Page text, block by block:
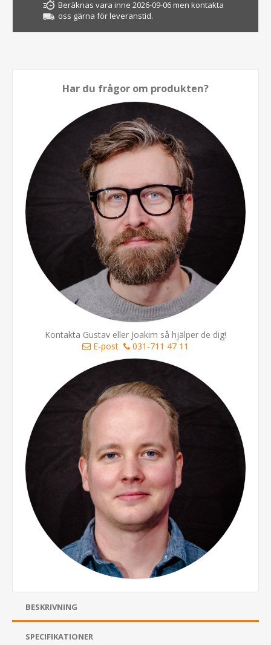
Beräknas vara inne 2026-09-06 men kontakta
oss gärna för leveranstid.
Har du frågor om produkten?
Kontakta Gustav eller Joakim så hjälper de dig!
E-post
031-711 47 11
BESKRIVNING
SPECIFIKATIONER